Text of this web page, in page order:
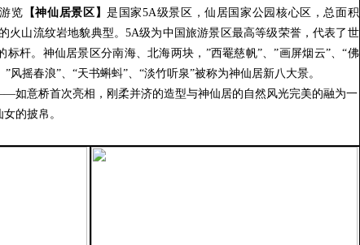
览 【神仙居景区】是国家5A级景区，仙居国家公园核心区，总面积
火山流纹岩地貌典型。5A级为中国旅游景区最高等级荣誉，代表了世
杆。神仙居景区分南海、北海两块，”西罨慈帆”、”画屏烟云”、“佛
风摇春浪”、“天书蝌蚪”、“淡竹听泉”被称为神仙居新八大景。
如意桥首次亮相，刚柔并济的造型与神仙居的自然风光完美的融为一
的披帛。